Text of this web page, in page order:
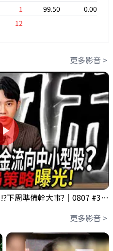
1 99.50
0.00
12
更多影音 >
鴻海回測季線是機會還是危機!?下周準備幹大事?｜0807 #3661 #2317 #2317鴻海
更多影音 >